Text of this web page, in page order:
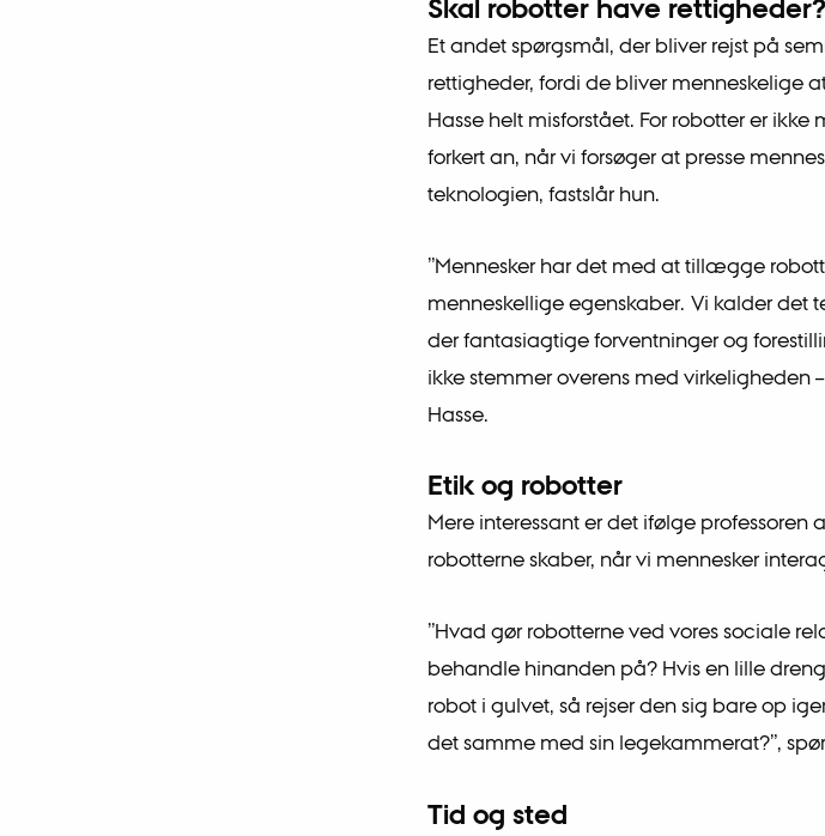
Skal robotter have rettigheder?
Et andet spørgsmål, der bliver rejst på
rettigheder, fordi de bliver menneskelige
Hasse helt misforstået. For robotter er
forkert an, når vi forsøger at presse
teknologien, fastslår hun.
”Mennesker har det med at tillægge
menneskellige egenskaber. Vi kalder det
der fantasiagtige forventninger og
ikke stemmer overens med virkeligheden
Hasse.
Etik og robotter
Mere interessant er det ifølge
robotterne skaber, når vi mennesker
”Hvad gør robotterne ved vores sociale
behandle hinanden på? Hvis en lille
robot i gulvet, så rejser den sig bare op
det samme med sin legekammerat?”,
Tid og sted